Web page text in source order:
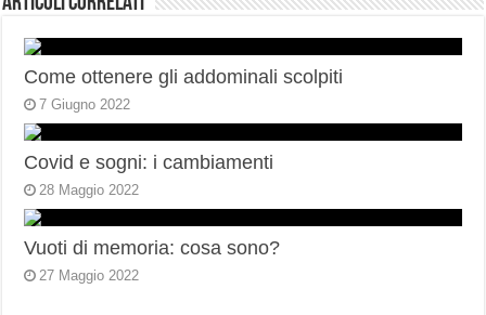
Come ottenere gli addominali scolpiti
7 Giugno 2022
Covid e sogni: i cambiamenti
28 Maggio 2022
Vuoti di memoria: cosa sono?
27 Maggio 2022